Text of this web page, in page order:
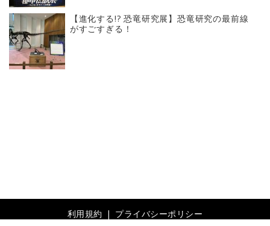
【進化する!? 恐竜研究展】恐竜研究の最前線
がすごすぎる！
利用規約
プライバシーポリシー